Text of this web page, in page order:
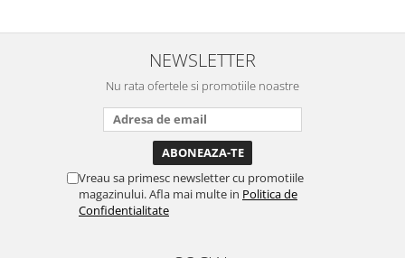
NEWSLETTER
Nu rata ofertele si promotiile noastre
Vreau sa primesc newsletter cu promotiile
magazinului. Afla mai multe in Politica de
Confidentialitate